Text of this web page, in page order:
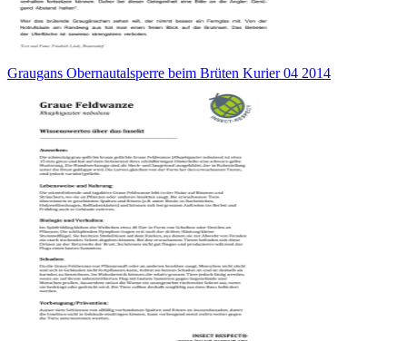
Graugans Obernautalsperre beim Brüten Kurier 04 2014